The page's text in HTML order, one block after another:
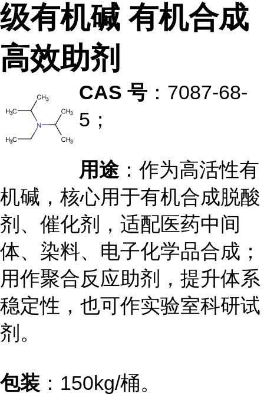
级有机碱 有机合成
高效助剂
CAS 号 ：7087-68-
5；
用途 ：作为高活性有
机碱，核心用于有机合成脱酸
剂、催化剂，适配医药中间
体、染料、电子化学品合成；
用作聚合反应助剂，提升体系
稳定性，也可作实验室科研试
剂。
包装 ：150kg/桶。